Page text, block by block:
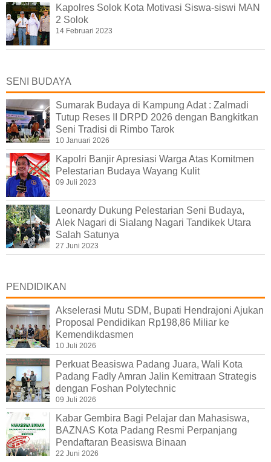
Kapolres Solok Kota Motivasi Siswa-siswi MAN
2 Solok
14 Februari 2023
SENI BUDAYA
Sumarak Budaya di Kampung Adat : Zalmadi
Tutup Reses II DRPD 2026 dengan Bangkitkan
Seni Tradisi di Rimbo Tarok
10 Januari 2026
Kapolri Banjir Apresiasi Warga Atas Komitmen
Pelestarian Budaya Wayang Kulit
09 Juli 2023
Leonardy Dukung Pelestarian Seni Budaya,
Alek Nagari di Sialang Nagari Tandikek Utara
Salah Satunya
27 Juni 2023
PENDIDIKAN
Akselerasi Mutu SDM, Bupati Hendrajoni Ajukan
Proposal Pendidikan Rp198,86 Miliar ke
Kemendikdasmen
10 Juli 2026
Perkuat Beasiswa Padang Juara, Wali Kota
Padang Fadly Amran Jalin Kemitraan Strategis
dengan Foshan Polytechnic
09 Juli 2026
Kabar Gembira Bagi Pelajar dan Mahasiswa,
BAZNAS Kota Padang Resmi Perpanjang
Pendaftaran Beasiswa Binaan
22 Juni 2026